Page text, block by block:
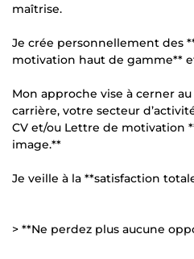
maîtrise.
Je crée personnellement des
motivation haut de gamme**
Mon approche vise à cerner
carrière, votre secteur
CV et/ou Lettre de motivation
image.**
Je veille à la **satisfaction
> **Ne perdez plus aucune